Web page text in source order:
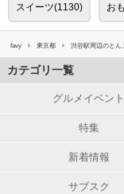
スイーツ(1130) お
favy 東京都 渋谷駅周辺のとん
カテゴリ一覧
グルメイベント
特集
新着情報
サブスク